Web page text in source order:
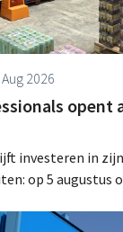
2026
opent
investeren in
op 5 augustus
zich uitsluitend